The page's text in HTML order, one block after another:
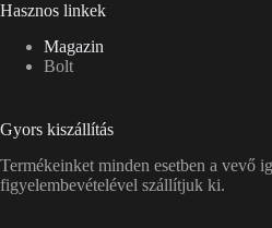
Hasznos linkek
Magazin
Bolt
Gyors kiszállítás
Termékeinket minden esetben a vevő
figyelembevételével szállítjuk ki.